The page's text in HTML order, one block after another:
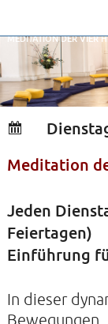
content
START
IN STILLE
SINGEN UND
BEWEGEN
GOTT UND
STILLE UND
JUGENDLICHE
KONZERTE
MEDITATION DER VIER
Meditation
Jeden
Feiertagen)
Einführung
In dieser